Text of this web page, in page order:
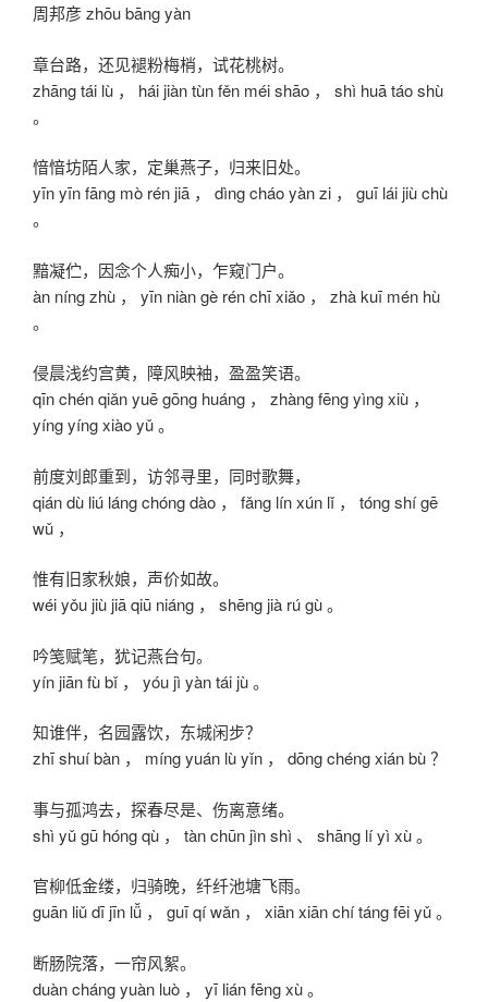
周邦彦 zhōu bāng yàn
章台路，还见褪粉梅梢，试花桃树。
zhāng tái lù ， hái jiàn tùn fěn méi shāo ， shì huā táo shù
。
愔愔坊陌人家，定巢燕子，归来旧处。
yīn yīn fāng mò rén jiā ， dìng cháo yàn zi ， guī lái jiù chù
。
黯凝伫，因念个人痴小，乍窥门户。
àn níng zhù ， yīn niàn gè rén chī xiǎo ， zhà kuī mén hù
。
侵晨浅约宫黄，障风映袖，盈盈笑语。
qīn chén qiǎn yuē gōng huáng ， zhàng fēng yìng xiù ，
yíng yíng xiào yǔ 。
前度刘郎重到，访邻寻里，同时歌舞，
qián dù liú láng chóng dào ， fǎng lín xún lǐ ， tóng shí gē
wǔ ，
惟有旧家秋娘，声价如故。
wéi yǒu jiù jiā qiū niáng ， shēng jià rú gù 。
吟笺赋笔，犹记燕台句。
yín jiān fù bǐ ， yóu jì yàn tái jù 。
知谁伴，名园露饮，东城闲步？
zhī shuí bàn ， míng yuán lù yǐn ， dōng chéng xián bù ？
事与孤鸿去，探春尽是、伤离意绪。
shì yǔ gū hóng qù ， tàn chūn jìn shì 、 shāng lí yì xù 。
官柳低金缕，归骑晚，纤纤池塘飞雨。
guān liǔ dī jīn lǚ ， guī qí wǎn ， xiān xiān chí táng fēi yǔ 。
断肠院落，一帘风絮。
duàn cháng yuàn luò ， yī lián fēng xù 。